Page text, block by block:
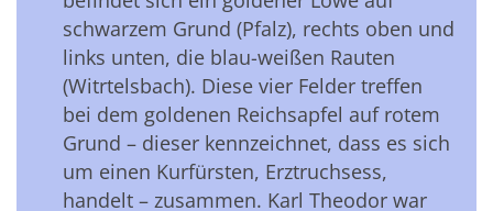
schwarzem Grund (Pfalz), rechts oben und
links unten, die blau-weißen Rauten
(Witrtelsbach). Diese vier Felder treffen
bei dem goldenen Reichsapfel auf rotem
Grund – dieser kennzeichnet, dass es sich
um einen Kurfürsten, Erztruchsess,
handelt – zusammen. Karl Theodor war